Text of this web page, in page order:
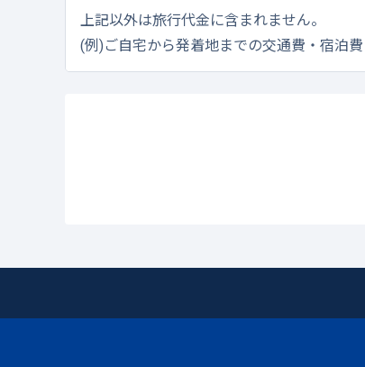
上記以外は旅行代金に含まれません。
(例)ご自宅から発着地までの交通費・宿泊費